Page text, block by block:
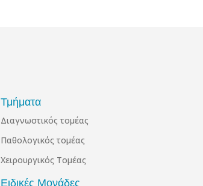
Τμήματα
Διαγνωστικός τομέας
Παθολογικός τομέας
Χειρουργικός Τομέας
Ειδικές Μονάδες